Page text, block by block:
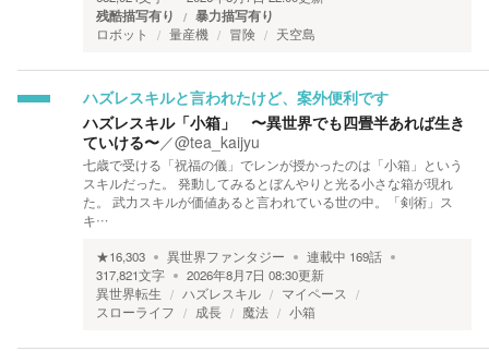
残酷描写有り 暴力描写有り
ロボット 量産機 冒険 天空島
ハズレスキルと言われたけど、案外便利です
ハズレスキル「小箱」 〜異世界でも四畳半あれば生き
ていける〜／@tea_kaijyu
七歳で受ける「祝福の儀」でレンが授かったのは「小箱」という
スキルだった。 発動してみるとぼんやりと光る小さな箱が現れ
た。 武力スキルが価値あると言われている世の中。「剣術」ス
キ…
★16,303 異世界ファンタジー 連載中 169話
317,821文字 2026年8月7日 08:30更新
異世界転生
ハズレスキル
マイペース
スローライフ
成長 魔法 小箱